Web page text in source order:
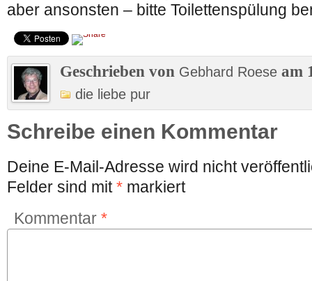
aber ansonsten – bitte Toilettenspülung
Geschrieben von Gebhard Roese am
die liebe pur
Schreibe einen Kommentar
Deine E-Mail-Adresse wird nicht
Felder sind mit* markiert
Kommentar *